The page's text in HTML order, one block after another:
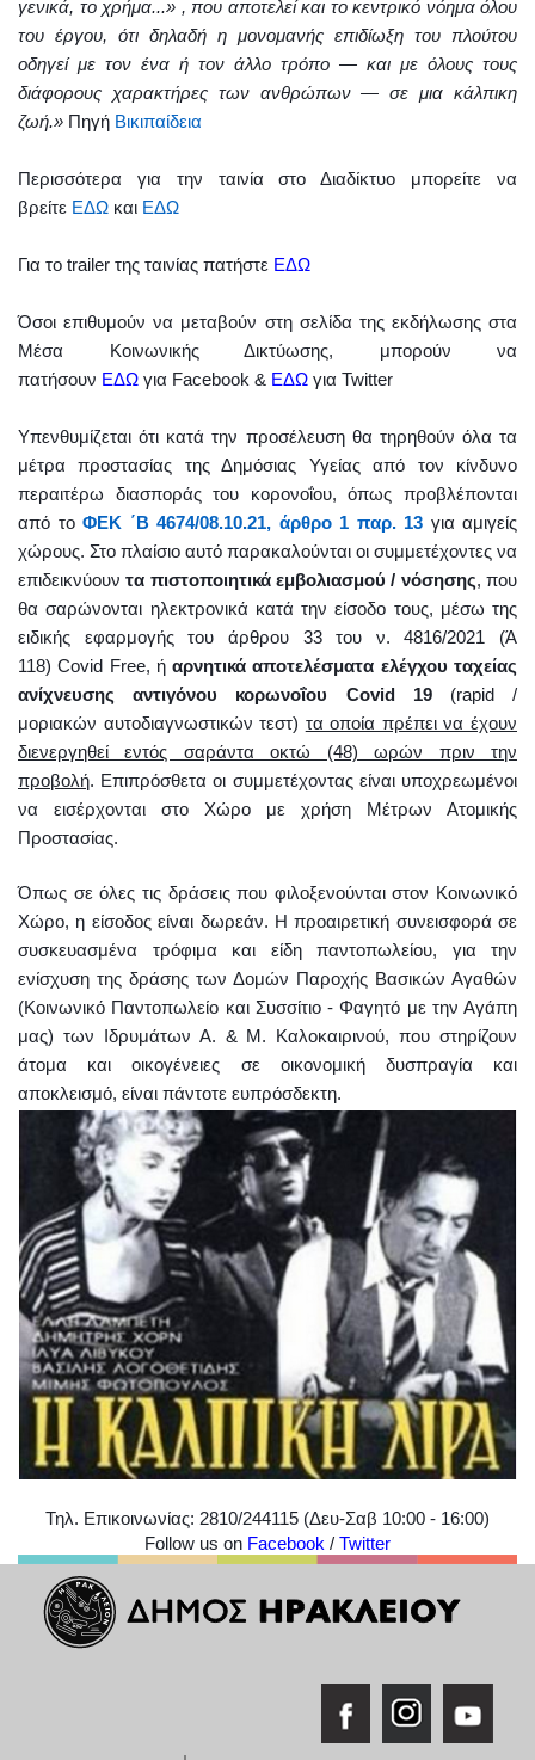
γενικά, το χρήμα...» , που αποτελεί και το κεντρικό νόημα όλου
του έργου, ότι δηλαδή η μονομανής επιδίωξη του πλούτου
οδηγεί με τον ένα ή τον άλλο τρόπο — και με όλους τους
διάφορους χαρακτήρες των ανθρώπων — σε μια κάλπικη
ζωή.» Πηγή Βικιπαίδεια
Περισσότερα για την ταινία στο Διαδίκτυο μπορείτε να
βρείτε ΕΔΩ και ΕΔΩ
Για το trailer της ταινίας πατήστε ΕΔΩ
Όσοι επιθυμούν να μεταβούν στη σελίδα της εκδήλωσης στα
Μέσα Κοινωνικής Δικτύωσης, μπορούν να
πατήσουν ΕΔΩ για Facebook & ΕΔΩ για Twitter
Υπενθυμίζεται ότι κατά την προσέλευση θα τηρηθούν όλα τα
μέτρα προστασίας της Δημόσιας Υγείας από τον κίνδυνο
περαιτέρω διασποράς του κορονοΐου, όπως προβλέπονται
από το ΦΕΚ ΄Β 4674/08.10.21, άρθρο 1 παρ. 13 για αμιγείς
χώρους. Στο πλαίσιο αυτό παρακαλούνται οι συμμετέχοντες να
επιδεικνύουντα πιστοποιητικά εμβολιασμού / νόσησης, που
θα σαρώνονται ηλεκτρονικά κατά την είσοδο τους, μέσω της
ειδικής εφαρμογής του άρθρου 33 του ν. 4816/2021 (Ά
118)Covid Free, ήαρνητικά αποτελέσματα ελέγχου ταχείας
ανίχνευσης αντιγόνου κορωνοΐου Covid19(rapid/
μοριακών αυτοδιαγνωστικών τεστ) τα οποία πρέπει να έχουν
διενεργηθεί εντός σαράντα οκτώ (48) ωρών πριν την
προβολή. Επιπρόσθετα οι συμμετέχοντας είναι υποχρεωμένοι
να εισέρχονται στο Χώρο με χρήση Μέτρων Ατομικής
Προστασίας.
Όπως σε όλες τις δράσεις που φιλοξενούνται στον Κοινωνικό
Χώρο, η είσοδος είναι δωρεάν. Η προαιρετική συνεισφορά σε
συσκευασμένα τρόφιμα και είδη παντοπωλείου, για την
ενίσχυση της δράσης των Δομών Παροχής Βασικών Αγαθών
(Κοινωνικό Παντοπωλείο και Συσσίτιο - Φαγητό με την Αγάπη
μας) των Ιδρυμάτων Α. & Μ. Καλοκαιρινού, που στηρίζουν
άτομα και οικογένειες σε οικονομική δυσπραγία και
αποκλεισμό, είναι πάντοτε ευπρόσδεκτη.
Τηλ. Επικοινωνίας: 2810/244115 (Δευ-Σαβ 10:00 - 16:00)
Follow us on Facebook / Twitter